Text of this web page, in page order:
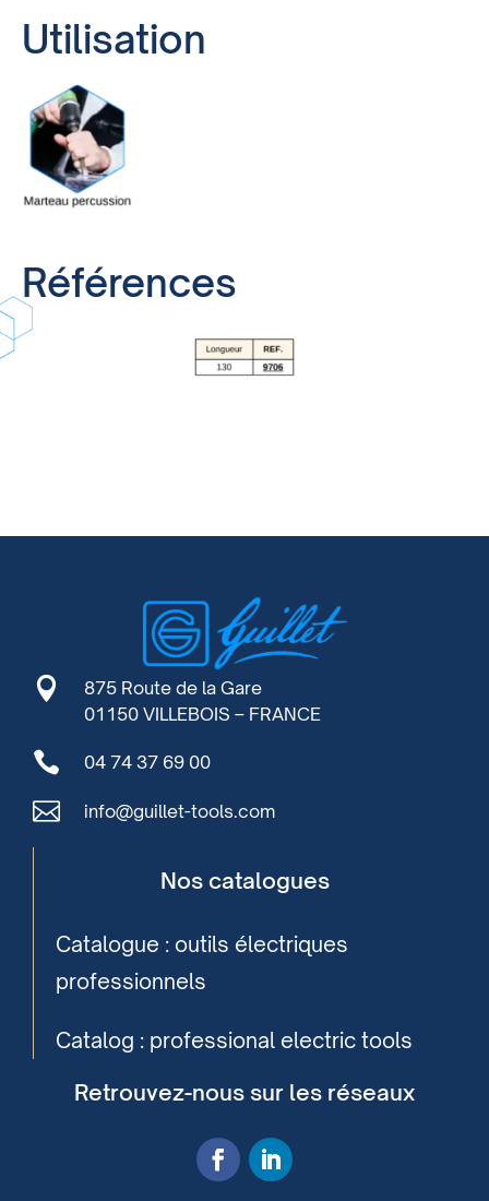
Utilisation
Références

875 Route de la Gare
01150 VILLEBOIS – FRANCE
 04 74 37 69 00
 info@guillet-tools.com
Nos catalogues
Catalogue : outils électriques
professionnels
Catalog : professional electric tools
Retrouvez-nous sur les réseaux